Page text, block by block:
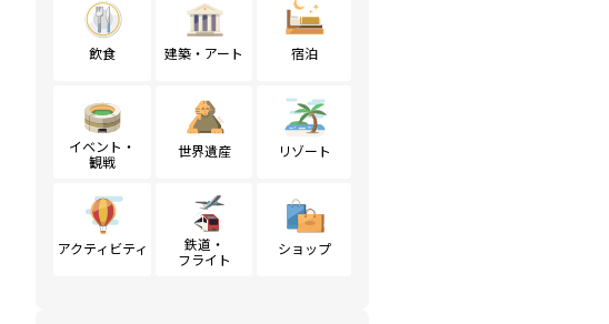
飲食 建築・アート 宿泊
イベント・
観戦
世界遺産 リゾート
アクティビティ
鉄道・
フライト
ショップ